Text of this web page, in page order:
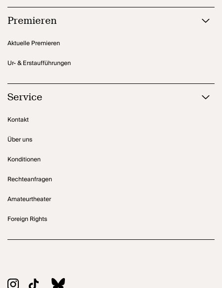
Premieren
Aktuelle Premieren
Ur- & Erstaufführungen
Service
Kontakt
Über uns
Konditionen
Rechteanfragen
Amateurtheater
Foreign Rights